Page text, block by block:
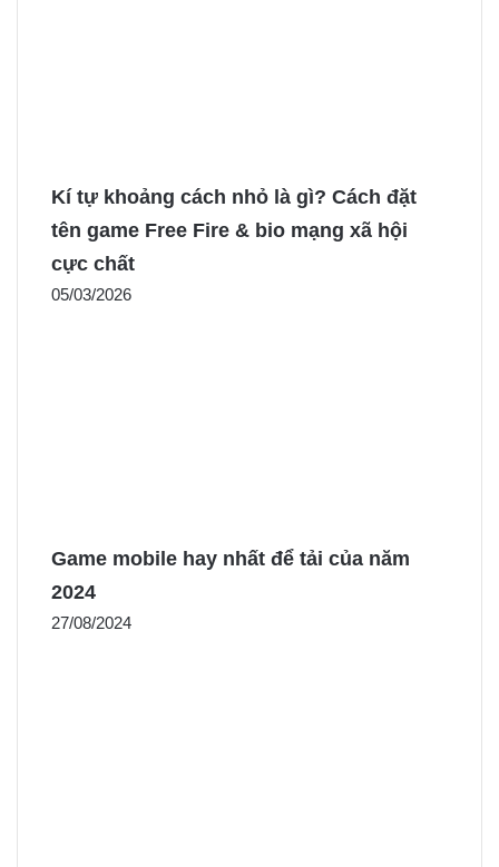
Kí tự khoảng cách nhỏ là gì? Cách đặt
tên game Free Fire & bio mạng xã hội
cực chất
05/03/2026
Game mobile hay nhất để tải của năm
2024
27/08/2024